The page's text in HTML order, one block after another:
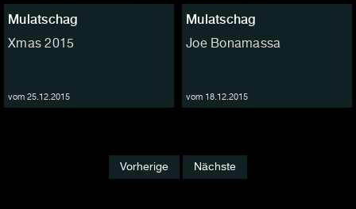
Mulatschag
Xmas 2015
vom 25.12.2015
Mulatschag
Joe Bonamassa
vom 18.12.2015
Vorherige Nächste